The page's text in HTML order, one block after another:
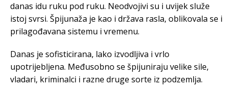
danas idu ruku pod ruku. Neodvojivi su i uvijek služe
istoj svrsi. Špijunaža je kao i država rasla, oblikovala se i
prilagođavana sistemu i vremenu.
Danas je sofisticirana, lako izvodljiva i vrlo
upotrijebljena. Međusobno se špijuniraju velike sile,
vladari, kriminalci i razne druge sorte iz podzemlja.